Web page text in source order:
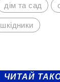
дім та сад
шкідники
ЧИТАЙ